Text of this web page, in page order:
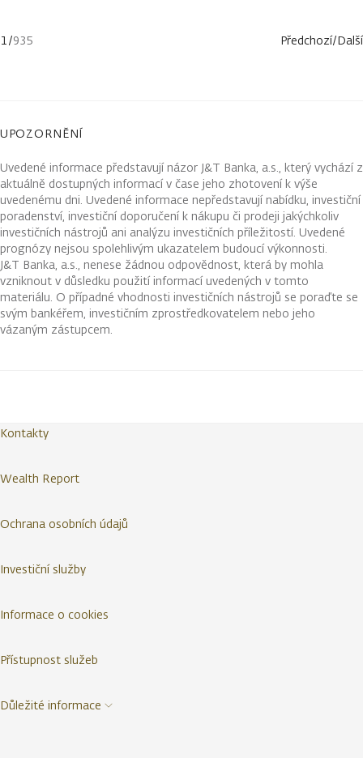
1/935 Předchozí/Další
UPOZORNĚNÍ
Uvedené informace představují názor J&T Banka, a.s., který vychází z
aktuálně dostupných informací v čase jeho zhotovení k výše
uvedenému dni. Uvedené informace nepředstavují nabídku, investiční
poradenství, investiční doporučení k nákupu či prodeji jakýchkoliv
investičních nástrojů ani analýzu investičních příležitostí. Uvedené
prognózy nejsou spolehlivým ukazatelem budoucí výkonnosti.
J&T Banka, a.s., nenese žádnou odpovědnost, která by mohla
vzniknout v důsledku použití informací uvedených v tomto
materiálu. O případné vhodnosti investičních nástrojů se poraďte se
svým bankéřem, investičním zprostředkovatelem nebo jeho
vázaným zástupcem.
Kontakty
Wealth Report
Ochrana osobních údajů
Investiční služby
Informace o cookies
Přístupnost služeb
Důležité informace